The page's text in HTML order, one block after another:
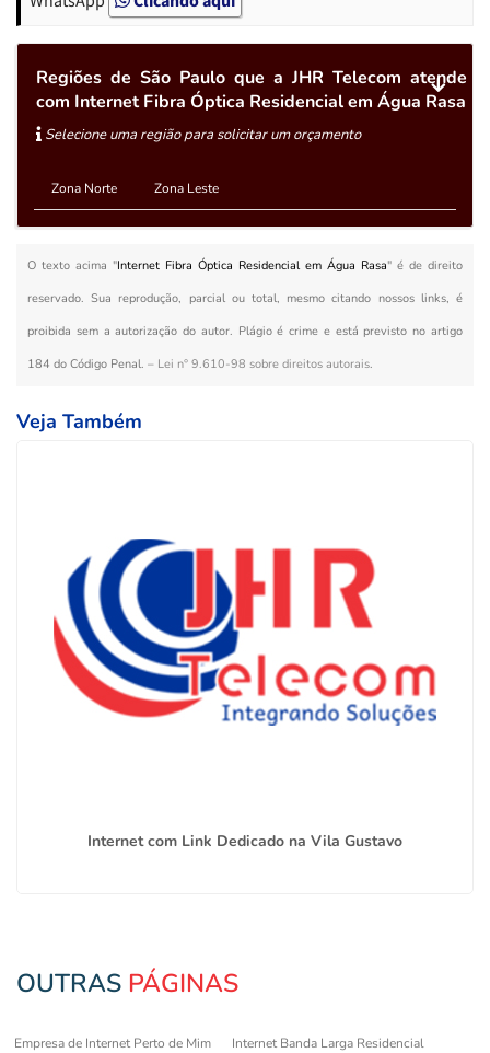
Regiões de São Paulo que a JHR Telecom atende
com Internet Fibra Óptica Residencial em Água Rasa
Selecione uma região para solicitar um orçamento
Zona Norte Zona Leste
O texto acima "Internet Fibra Óptica Residencial em Água Rasa" é de direito
reservado. Sua reprodução, parcial ou total, mesmo citando nossos links, é
proibida sem a autorização do autor. Plágio é crime e está previsto no artigo
184 do Código Penal. – Lei n° 9.610-98 sobre direitos autorais.
Veja Também
Internet com Link Dedicado na Vila Gustavo
OUTRAS PÁGINAS
Empresa de Internet Perto de Mim
Internet Banda Larga Residencial